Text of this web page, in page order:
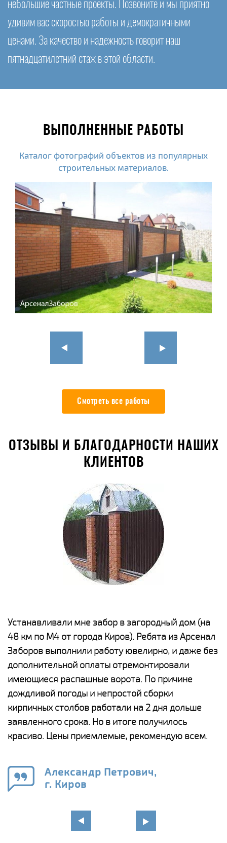
небольшие частные проекты. Позвоните и мы приятно
удивим вас скоростью работы и демократичными
ценами. За качество и надежность говорит наш
пятнадцатилетний стаж в этой области.
ВЫПОЛНЕННЫЕ РАБОТЫ
Каталог фотографий объектов из популярных
строительных материалов.
Смотреть все работы
ОТЗЫВЫ И БЛАГОДАРНОСТИ НАШИХ
КЛИЕНТОВ
Устанавливали мне забор в загородный дом (на
48 км по М4 от города Киров). Ребята из Арсенал
Заборов выполнили работу ювелирно, и даже без
дополнительной оплаты отремонтировали
имеющиеся распашные ворота. По причине
дождливой погоды и непростой сборки
кирпичных столбов работали на 2 дня дольше
заявленного срока. Но в итоге получилось
красиво. Цены приемлемые, рекомендую всем.
Александр Петрович,
г. Киров